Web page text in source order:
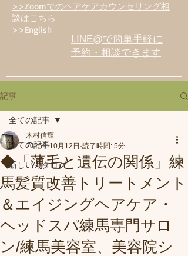
>>Zoomでのヘアケアカウンセリング相
談はこちら
>>English
LINE@で簡単手軽に
予約・相談できます
記事
全ての記事
新しいカタログ
全ての記事
◆「薄毛と遺伝の関係」練
馬髪質改善トリートメント
＆エイジングヘアケア・
ヘッドスパ練馬専門サロ
ン/練馬美容室、美容院シ
木村信輝
2025年10月12日 読了時間: 5分